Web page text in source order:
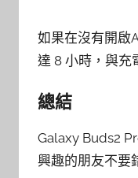
如果在沒有開啟
達 8 小時，與充
總結
Galaxy Buds2
興趣的朋友不要